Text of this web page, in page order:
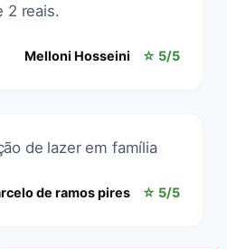
2 reais.
Melloni Hosseini ☆ 5/5
de lazer em família
de ramos pires ☆ 5/5